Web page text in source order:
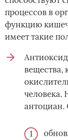
процессов в
функцию
имеет такие
вещества,
человека.
антоциан.